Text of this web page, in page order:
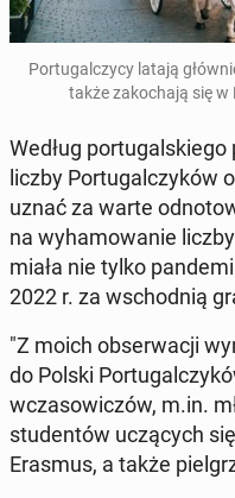
Por­tu­gal­czy­cy latają
także za­ko­cha­ją się
Według
liczby Por­tu­gal­czy­ków
uznać za warte
na wy­ha­mo­wa­nie
miała nie tylko
2022 r. za wschod­nią
"Z moich ob­ser­wa­cji
do Polski
wcza­so­wi­czów, m.in.
stu­den­tów uczą­cych
Erasmus, a także